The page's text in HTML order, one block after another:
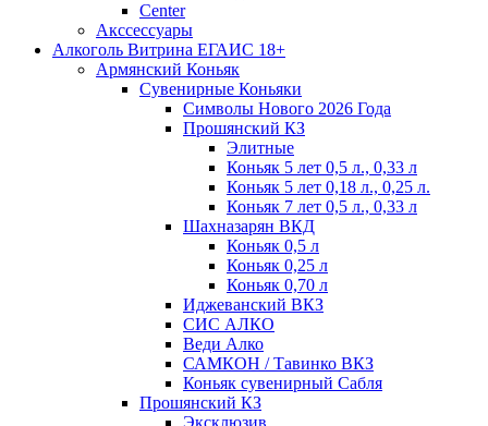
Сenter
Акссессуары
Алкоголь Витрина ЕГАИС 18+
Армянский Коньяк
Сувенирные Коньяки
Символы Нового 2026 Года
Прошянский КЗ
Элитные
Коньяк 5 лет 0,5 л., 0,33 л
Коньяк 5 лет 0,18 л., 0,25 л.
Коньяк 7 лет 0,5 л., 0,33 л
Шахназарян ВКД
Коньяк 0,5 л
Коньяк 0,25 л
Коньяк 0,70 л
Иджеванский ВКЗ
СИС АЛКО
Веди Алко
САМКОН / Тавинко ВКЗ
Коньяк сувенирный Сабля
Прошянский КЗ
Эксклюзив